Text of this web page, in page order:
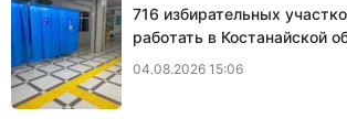
716 избирательных
работать в Костанайской
04.08.2026 15:06